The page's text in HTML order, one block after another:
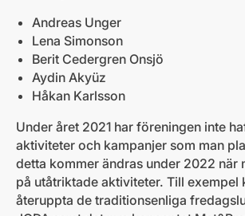
Andreas Unger
Lena Simonson
Berit Cedergren Onsjö
Aydin Akyüz
Håkan Karlsson
Under året 2021 har föreningen inte
aktiviteter och kampanjer som man
detta kommer ändras under 2022 när
på utåtriktade aktiviteter. Till exempel
återuppta de traditionsenliga